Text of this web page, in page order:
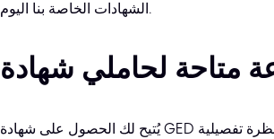
الشهادات الخاصة بنا اليوم.
يُتيح لك الحصول على شهادة GED مجموعة واسعة من الخيارات الوظيفية في مختلف القطاعات. إليك نظرة تفصيلية